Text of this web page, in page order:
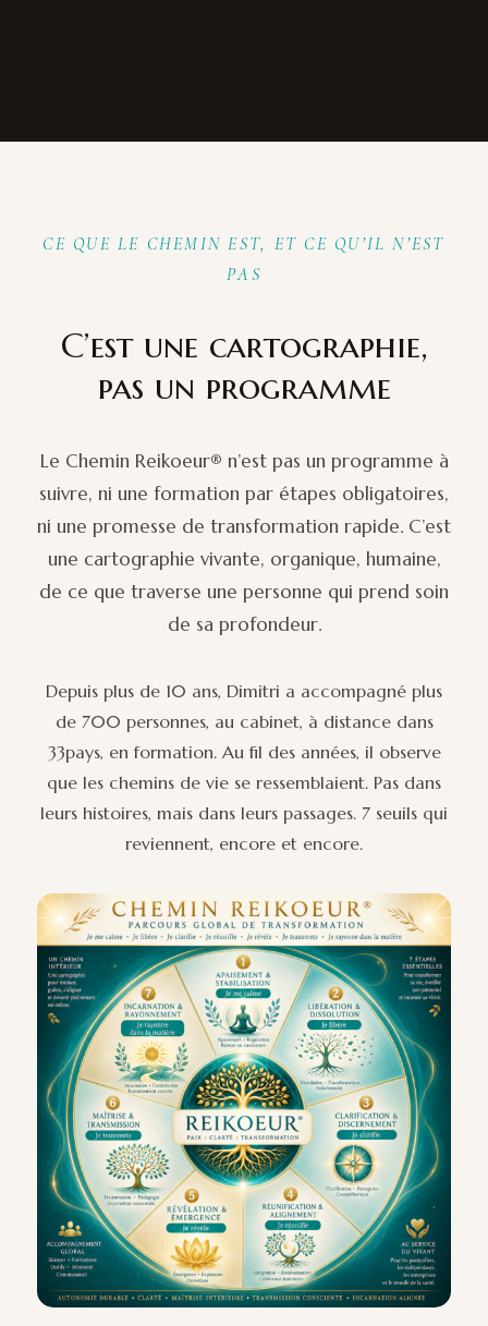
CE QUE LE CHEMIN EST, ET CE QU’IL N’EST
PAS
C’est une cartographie,
pas un programme
Le Chemin Reikoeur® n’est pas un programme à
suivre, ni une formation par étapes obligatoires,
ni une promesse de transformation rapide. C’est
une cartographie vivante, organique, humaine,
de ce que traverse une personne qui prend soin
de sa profondeur.
Depuis plus de 10 ans, Dimitri a accompagné plus
de 700 personnes, au cabinet, à distance dans
33pays, en formation. Au fil des années, il observe
que les chemins de vie se ressemblaient. Pas dans
leurs histoires, mais dans leurs passages. 7 seuils qui
reviennent, encore et encore.